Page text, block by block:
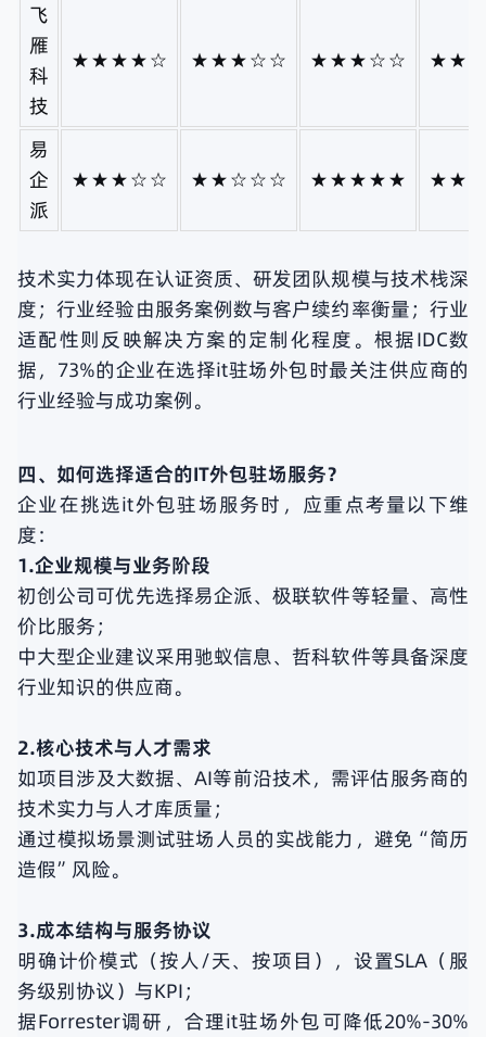
飞
雁
科
技
★★★★☆ ★★★☆☆ ★★★☆☆
易
企
派
★★★☆☆ ★★☆☆☆ ★★★★★
技术实力体现在认证资质、研发团队规模与技术栈深
度；行业经验由服务案例数与客户续约率衡量；行业
适配性则反映解决方案的定制化程度。根据IDC数
据，73%的企业在选择it驻场外包时最关注供应商的
行业经验与成功案例。
四、如何选择适合的IT外包驻场服务？
企业在挑选it外包驻场服务时，应重点考量以下维
度：
1.企业规模与业务阶段
初创公司可优先选择易企派、极联软件等轻量、高性
价比服务；
中大型企业建议采用驰蚁信息、哲科软件等具备深度
行业知识的供应商。
2.核心技术与人才需求
如项目涉及大数据、AI等前沿技术，需评估服务商的
技术实力与人才库质量；
通过模拟场景测试驻场人员的实战能力，避免“简历
造假”风险。
3.成本结构与服务协议
明确计价模式（按人/天、按项目），设置SLA（服
务级别协议）与KPI；
据Forrester调研，合理it驻场外包可降低20%-30%